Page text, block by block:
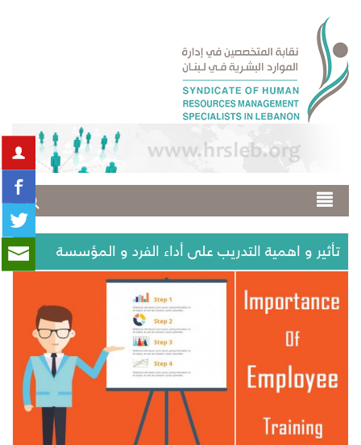
تأثير و اهمية التدريب على أداء الفرد و المؤسسة